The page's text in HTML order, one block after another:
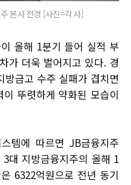
본사 전경 [사진=각 사]
올해 1분기 들어 실적 부
가 더욱 벌어지고 있다. 경
금고 수주 실패가 겹치면
뚜렷하게 약화된 모습이
템에 따르면 JB금융지주
대 지방금융지주의 올해 1
6322억원으로 전년 동기